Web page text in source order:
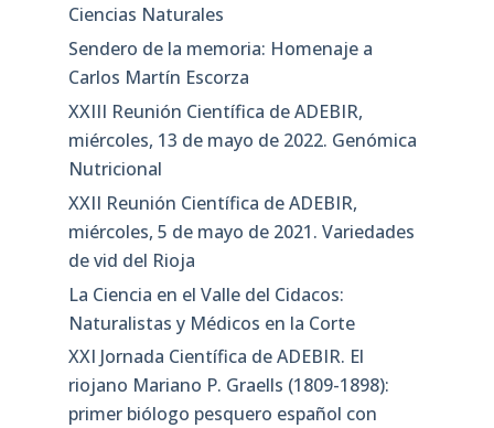
Ciencias Naturales
Sendero de la memoria: Homenaje a
Carlos Martín Escorza
XXIII Reunión Científica de ADEBIR,
miércoles, 13 de mayo de 2022. Genómica
Nutricional
XXII Reunión Científica de ADEBIR,
miércoles, 5 de mayo de 2021. Variedades
de vid del Rioja
La Ciencia en el Valle del Cidacos:
Naturalistas y Médicos en la Corte
XXI Jornada Científica de ADEBIR. El
riojano Mariano P. Graells (1809-1898):
primer biólogo pesquero español con